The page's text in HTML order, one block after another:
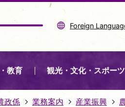
Foreign
教育 観光・文化・スポーツ
政係 業務案内 産業振興